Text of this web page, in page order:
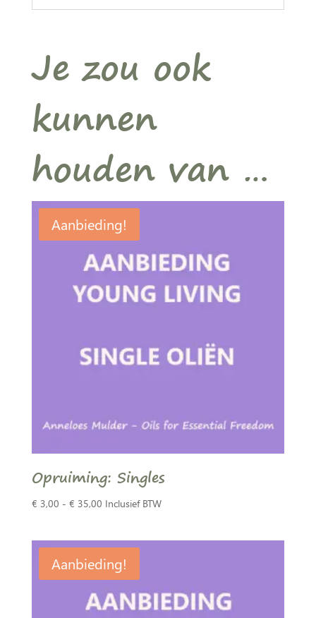
Je zou ook
kunnen
houden van …
Aanbieding!
Opruiming: Singles
€ 3,00 - € 35,00Prijsklasse:
€ 35,00
Inclusief BTW
Aanbieding!